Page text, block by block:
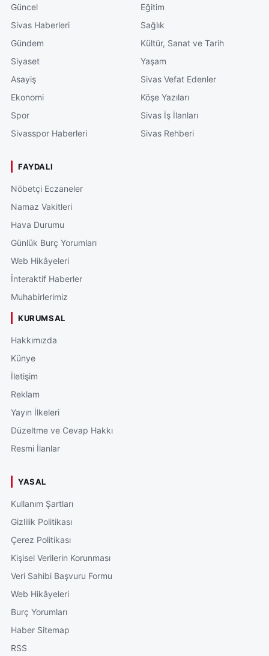
Güncel
Sivas Haberleri
Gündem
Siyaset
Asayiş
Ekonomi
Spor
Sivasspor Haberleri
Eğitim
Sağlık
Kültür, Sanat ve Tarih
Yaşam
Sivas Vefat Edenler
Köşe Yazıları
Sivas İş İlanları
Sivas Rehberi
FAYDALI
Nöbetçi Eczaneler
Namaz Vakitleri
Hava Durumu
Günlük Burç Yorumları
Web Hikâyeleri
İnteraktif Haberler
Muhabirlerimiz
KURUMSAL
Hakkımızda
Künye
İletişim
Reklam
Yayın İlkeleri
Düzeltme ve Cevap Hakkı
Resmi İlanlar
YASAL
Kullanım Şartları
Gizlilik Politikası
Çerez Politikası
Kişisel Verilerin Korunması
Veri Sahibi Başvuru Formu
Web Hikâyeleri
Burç Yorumları
Haber Sitemap
RSS